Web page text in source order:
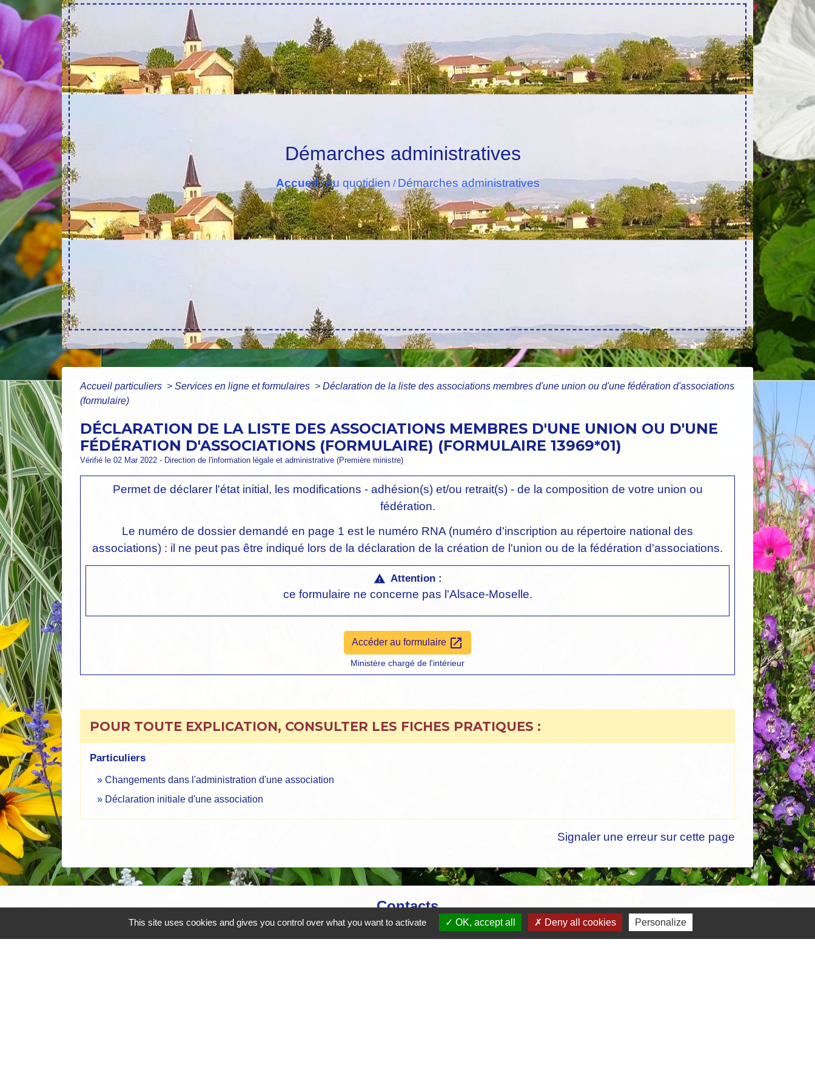
Démarches administratives
Accueil/Au quotidien / Démarches administratives
Accueil particuliers > Services en ligne et formulaires > Déclaration de la liste des associations membres d'une union ou d'une fédération d'associations
(formulaire)
DÉCLARATION DE LA LISTE DES ASSOCIATIONS MEMBRES D'UNE UNION OU D'UNE
FÉDÉRATION D'ASSOCIATIONS (FORMULAIRE) (FORMULAIRE 13969*01)
Vérifié le 02 Mar 2022 - Direction de l'information légale et administrative (Première ministre)
Permet de déclarer l'état initial, les modifications - adhésion(s) et/ou retrait(s) - de la composition de votre union ou
fédération.
Le numéro de dossier demandé en page 1 est le numéro RNA (numéro d'inscription au répertoire national des
associations) : il ne peut pas être indiqué lors de la déclaration de la création de l'union ou de la fédération d'associations.
warning Attention :
ce formulaire ne concerne pas l'Alsace-Moselle.
Accéder au formulaire open_in_new
Ministère chargé de l'intérieur
POUR TOUTE EXPLICATION, CONSULTER LES FICHES PRATIQUES :
Particuliers
Changements dans l'administration d'une association
Déclaration initiale d'une association
Signaler une erreur sur cette page
Contacts
Mairie de Crottet
This site uses cookies and gives you control over what you want to activate OK, accept all Deny all cookies Personalize